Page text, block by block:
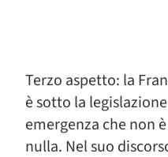
Terzo aspetto: la
è sotto la
emergenza che non
nulla. Nel suo